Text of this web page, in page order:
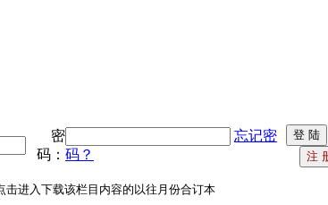
密
码：
忘记密
码？